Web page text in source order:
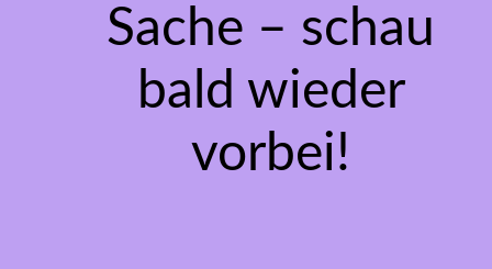
Sache – schau
bald wieder
vorbei!